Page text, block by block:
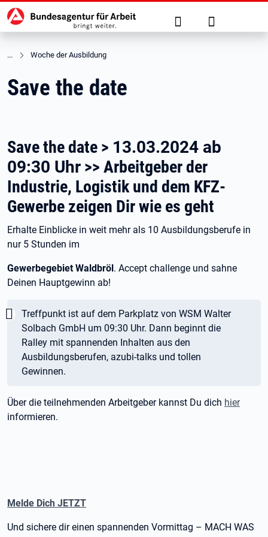
zu den Hauptinhalten springen
Hauptnavigation Suche Anmelden
Woche der Ausbildung
Save the date
Save the date > 13.03.2024 ab
09:30 Uhr >> Arbeitgeber der
Industrie, Logistik und dem KFZ-
Gewerbe zeigen Dir wie es geht
Erhalte Einblicke in weit mehr als 10 Ausbildungsberufe in
nur 5 Stunden im
Gewerbegebiet Waldbröl. Accept challenge und sahne
Deinen Hauptgewinn ab!
Wichtig:
Treffpunkt ist auf dem Parkplatz von WSM Walter
Solbach GmbH um 09:30 Uhr. Dann beginnt die
Ralley mit spannenden Inhalten aus den
Ausbildungsberufen, azubi-talks und tollen
Gewinnen.
Über die teilnehmenden Arbeitgeber kannst Du dich hier
informieren.
Melde Dich JETZT
Und sichere dir einen spannenden Vormittag – MACH WAS